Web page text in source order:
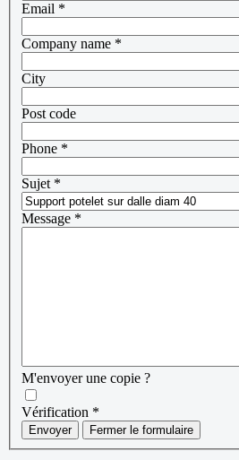
Email *
Company name *
City
Post code
Phone *
Sujet *
Message *
M'envoyer une copie ?
Vérification *
Envoyer Fermer le formulaire